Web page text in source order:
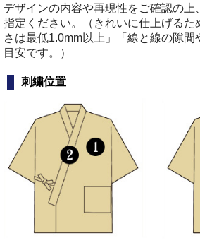
デザインの内容や再現性をご確認の上
指定ください。（きれいに仕上げるた
さは最低1.0mm以上」「線と線の隙間
目安です。）
刺繍位置